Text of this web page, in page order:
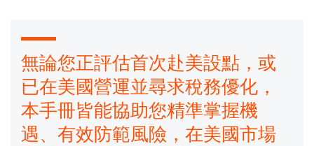
無論您正評估首次赴美設點，或
已在美國營運並尋求稅務優化，
本手冊皆能協助您精準掌握機
遇、有效防範風險，在美國市場